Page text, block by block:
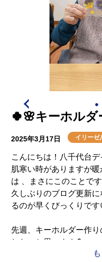
🍀🌸キーホルダ
2025年3月17日 イリーゼ
こんにちは！八千代台
肌寒い時がありますが
は 、まさにこのことで
久しぶりのブログ更新
るのが早くびっくりです
先週、キーホルダー作
したいと思います💪
デイサービスの花壇か